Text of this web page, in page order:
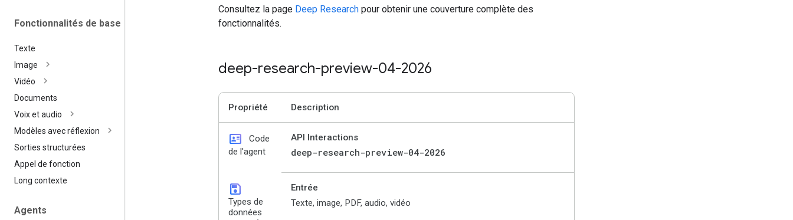
Fonctionnalités de base
Texte
Image
Vidéo
Documents
Voix et audio
Modèles avec réflexion
Sorties structurées
Appel de fonction
Long contexte
Agents
Consultez la page Deep Research pour obtenir une couverture complète des
fonctionnalités.
deep-research-preview-04-2026
Propriété Description
id_card
Code
de l'agent
API Interactions
deep-research-preview-04-2026
save
Types de
données
Entrée
Texte, image, PDF, audio, vidéo